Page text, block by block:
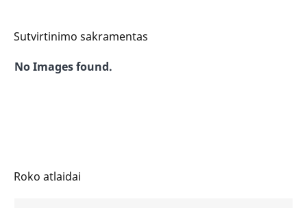
Sutvirtinimo sakramentas
No Images found.
Roko atlaidai